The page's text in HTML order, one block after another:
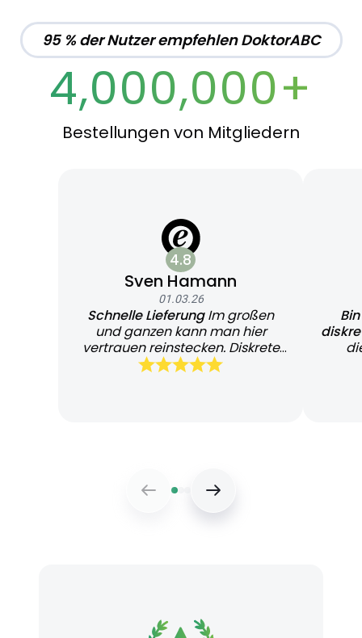
95 % der Nutzer empfehlen DoktorABC
4,000,000+
Bestellungen von Mitgliedern
4.8
Sven Hamann
01.03.26
Schnelle LieferungIm großen
und ganzen kann man hier
vertrauen reinstecken. Diskrete
und schnelle Lieferung